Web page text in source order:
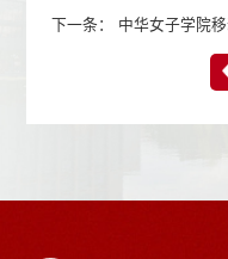
下一条： 中华女子学院